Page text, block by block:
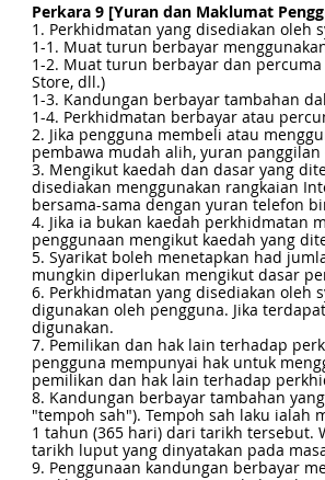
Perkara 9 [Yuran dan Maklumat
1. Perkhidmatan yang disediakan oleh
1-1. Muat turun berbayar
1-2. Muat turun berbayar dan percuma
Store, dll.)
1-3. Kandungan berbayar tambahan
1-4. Perkhidmatan berbayar atau
2. Jika pengguna membeli atau
pembawa mudah alih, yuran
3. Mengikut kaedah dan dasar yang
disediakan menggunakan rangkaian
bersama-sama dengan yuran telefon
4. Jika ia bukan kaedah perkhidmatan
penggunaan mengikut kaedah yang
5. Syarikat boleh menetapkan had
mungkin diperlukan mengikut dasar
6. Perkhidmatan yang disediakan oleh
digunakan oleh pengguna. Jika
digunakan.
7. Pemilikan dan hak lain terhadap
pengguna mempunyai hak untuk
pemilikan dan hak lain terhadap
8. Kandungan berbayar tambahan
"tempoh sah"). Tempoh sah laku ialah
1 tahun (365 hari) dari tarikh tersebut.
tarikh luput yang dinyatakan pada
9. Penggunaan kandungan berbayar